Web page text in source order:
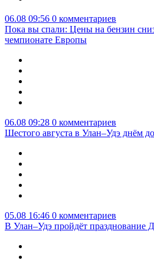
06.08 09:56 0 комментариев
Пока вы спали: Цены на бензин
чемпионате Европы
06.08 09:28 0 комментариев
Шестого августа в Улан–Удэ днём
05.08 16:46 0 комментариев
В Улан–Удэ пройдёт празднование